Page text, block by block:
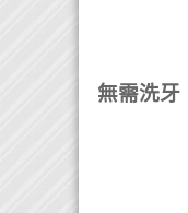
無需洗牙